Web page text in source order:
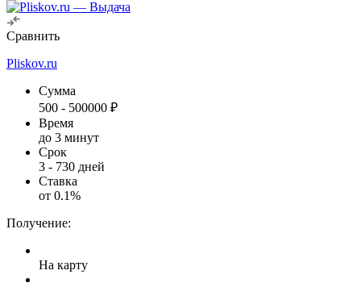
Сравнить
Pliskov.ru
Сумма
500 - 500000 ₽
Время
до 3 минут
Срок
3 - 730 дней
Ставка
от 0.1%
Получение:
На карту